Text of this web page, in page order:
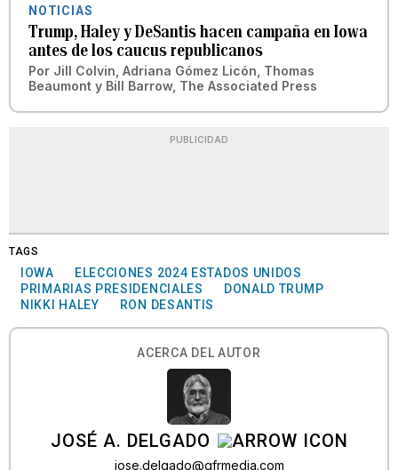
NOTICIAS
Trump, Haley y DeSantis hacen campaña en Iowa
antes de los caucus republicanos
Por Jill Colvin, Adriana Gómez Licón, Thomas
Beaumont y Bill Barrow, The Associated Press
PUBLICIDAD
TAGS
IOWA
ELECCIONES 2024 ESTADOS UNIDOS
PRIMARIAS PRESIDENCIALES
DONALD TRUMP
NIKKI HALEY
RON DESANTIS
ACERCA DEL AUTOR
JOSÉ A. DELGADO
jose.delgado@gfrmedia.com